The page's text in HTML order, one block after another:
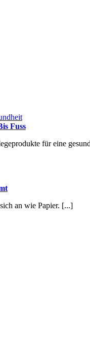
Fuss
für eine
an wie Papier. [...]